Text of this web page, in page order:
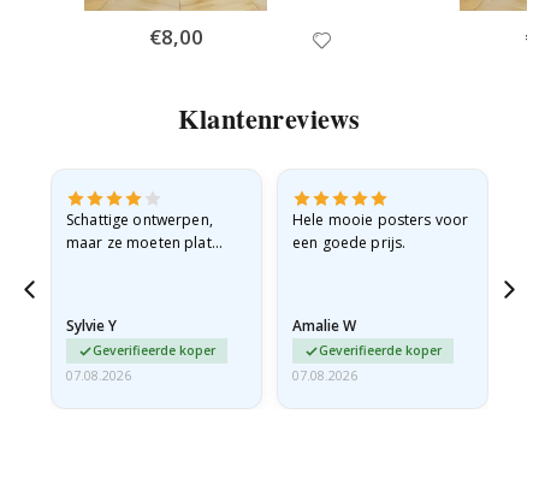
Special
Price
€8,00
Klantenreviews
Schattige ontwerpen,
maar ze moeten plat
beetje…
Sylvie Y
Geverifieerde koper
07.08.2026
Hele mooie posters voor
een goede prijs.
Amalie W
Geverifieerde koper
07.08.2026